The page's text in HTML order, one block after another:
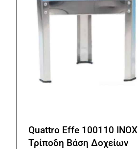
Quattro Effe 100110 INOX
Τρίποδη Βάση Δοχείων